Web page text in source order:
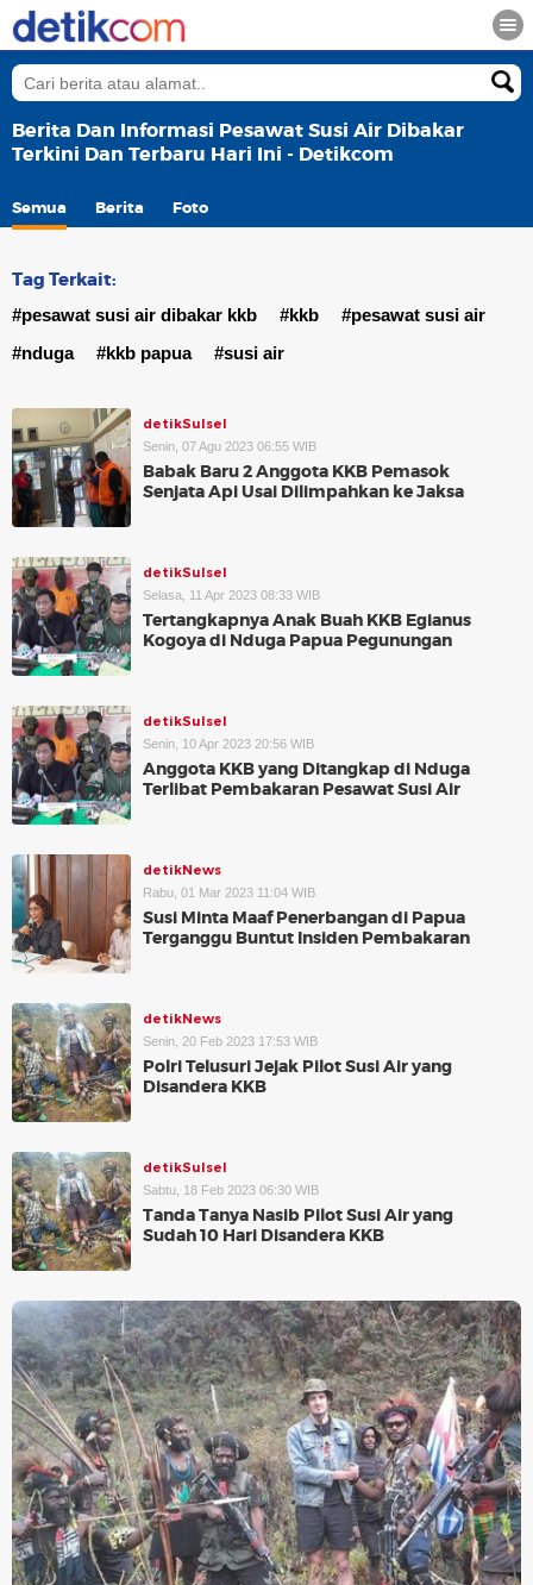
Berita Dan Informasi Pesawat Susi Air Dibakar
Terkini Dan Terbaru Hari Ini - Detikcom
Semua Berita Foto
Tag Terkait:
#pesawat susi air dibakar kkb #kkb
#pesawat susi air
#nduga
#kkb papua #susi air
detikSulsel
Senin, 07 Agu 2023 06:55 WIB
Babak Baru 2 Anggota KKB Pemasok
Senjata Api Usai Dilimpahkan ke Jaksa
detikSulsel
Selasa, 11 Apr 2023 08:33 WIB
Tertangkapnya Anak Buah KKB Egianus
Kogoya di Nduga Papua Pegunungan
detikSulsel
Senin, 10 Apr 2023 20:56 WIB
Anggota KKB yang Ditangkap di Nduga
Terlibat Pembakaran Pesawat Susi Air
detikNews
Rabu, 01 Mar 2023 11:04 WIB
Susi Minta Maaf Penerbangan di Papua
Terganggu Buntut Insiden Pembakaran
detikNews
Senin, 20 Feb 2023 17:53 WIB
Polri Telusuri Jejak Pilot Susi Air yang
Disandera KKB
detikSulsel
Sabtu, 18 Feb 2023 06:30 WIB
Tanda Tanya Nasib Pilot Susi Air yang
Sudah 10 Hari Disandera KKB